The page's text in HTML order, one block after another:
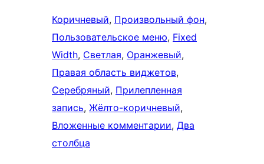
Коричневый, Произвольный фон
Пользовательское меню, Fixed
Width, Светлая, Оранжевый
Правая область виджетов
Серебряный, Прилепленная
запись, Жёлто-коричневый
Вложенные комментарии, Два
столбца